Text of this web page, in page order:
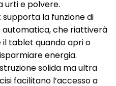
urti e polvere.
la funzione di
automatica, che riattiverà
tablet quando apri o
energia.
solida ma ultra
facilitano l’accesso a